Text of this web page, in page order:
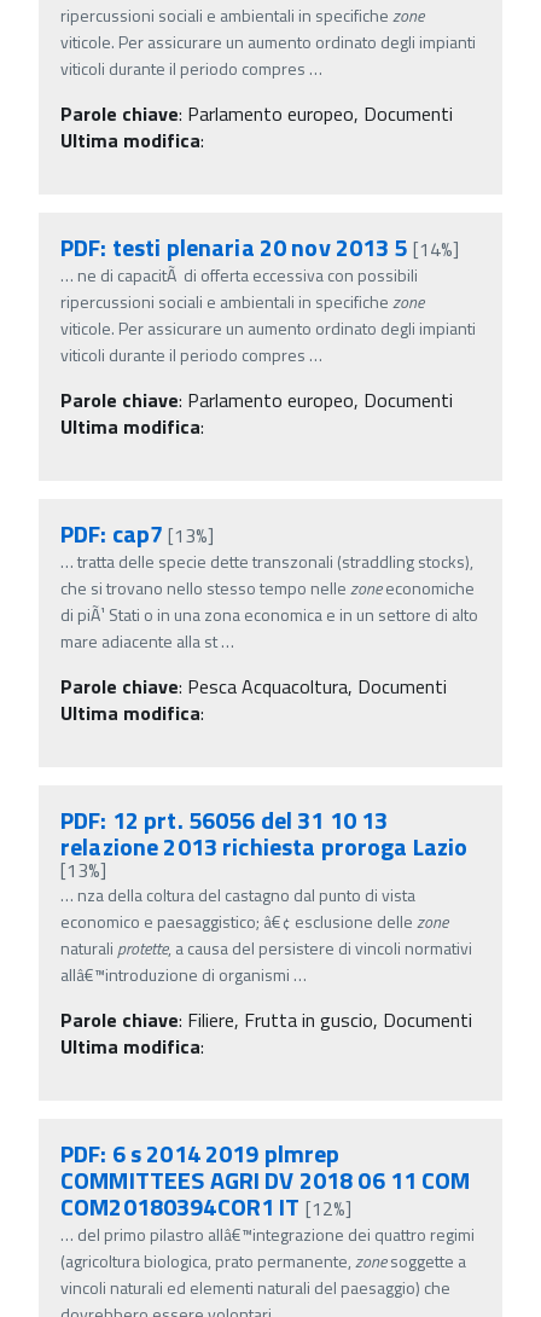
ripercussioni sociali e ambientali in specifichezone
viticole. Per assicurare un aumento ordinato degli impianti
viticoli durante il periodo compres …
Parole chiave: Parlamento europeo, Documenti
Ultima modifica:
PDF: testi plenaria 20 nov 2013 5 [14%]
… ne di capacitÃ di offerta eccessiva con possibili
ripercussioni sociali e ambientali in specifichezone
viticole. Per assicurare un aumento ordinato degli impianti
viticoli durante il periodo compres …
Parole chiave: Parlamento europeo, Documenti
Ultima modifica:
PDF: cap7 [13%]
…tratta delle specie dette transzonali (straddling stocks),
che si trovano nello stesso tempo nellezoneeconomiche
di piÃ¹ Stati o in una zona economica e in un settore di alto
mare adiacente alla st…
Parole chiave: Pesca Acquacoltura, Documenti
Ultima modifica:
PDF: 12 prt. 56056 del 31 10 13
relazione 2013 richiesta proroga Lazio
[13%]
… nza della coltura del castagno dal punto di vista
economico e paesaggistico; â€¢ esclusione dellezone
naturali protette, a causa del persistere di vincoli normativi
allâ€™introduzione di organismi …
Parole chiave: Filiere, Frutta in guscio, Documenti
Ultima modifica:
PDF: 6 s 2014 2019 plmrep
COMMITTEES AGRI DV 2018 06 11 COM
COM20180394COR1 IT [12%]
… del primo pilastro allâ€™integrazione dei quattro regimi
(agricoltura biologica, prato permanente,zonesoggette a
vincoli naturali ed elementi naturali del paesaggio) che